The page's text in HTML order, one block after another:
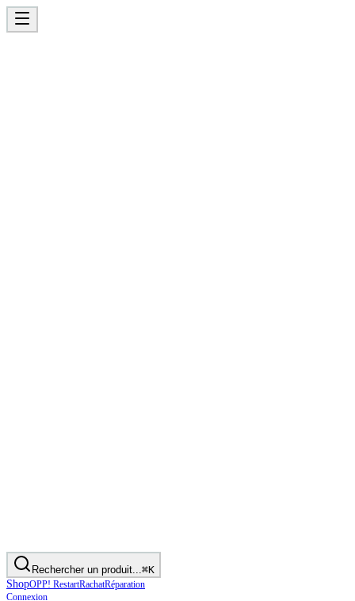
Rechercher un produit... ⌘K
ShopOPP! RestartRachatRéparation
Connexion